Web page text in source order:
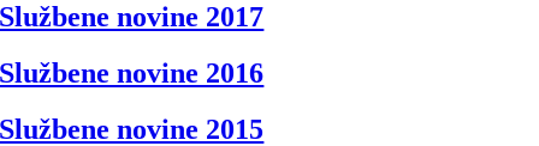
Službene novine 2017
Službene novine 2016
Službene novine 2015